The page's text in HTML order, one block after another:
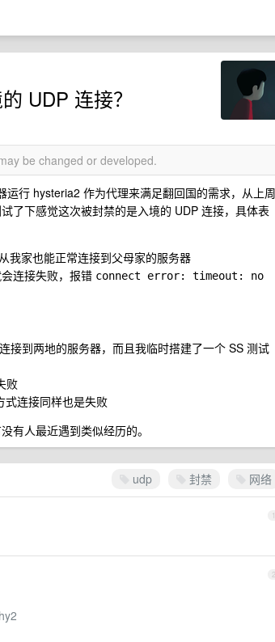
UDP 连接？
be changed or developed.
行 hysteria2 作为代理来满足翻回国的需求，从上周
了下感觉这次被封禁的是入境的 UDP 连接，具体表
我家也能正常连接到父母家的服务器
连接失败，报错 connect error: timeout: no
接到两地的服务器，而且我临时搭建了一个 SS 测试
败
式连接同样也是失败
有人最近遇到类似经历的。
udp 封禁 网络
1
2